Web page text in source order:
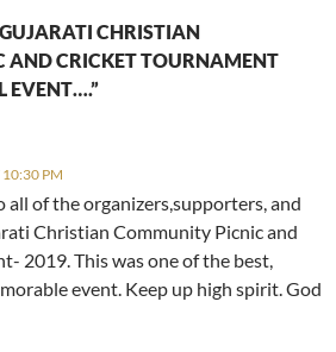
CHRISTIAN
CRICKET TOURNAMENT
EVENT….”
10:30 PM
of the organizers,supporters, and
Christian Community Picnic and
2019. This was one of the best,
event. Keep up high spirit. God